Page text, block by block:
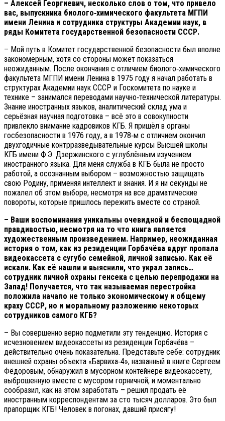
– Алексей Георгиевич, несколько слов о том, что привело
вас, выпускника биолого‑химического факультета МГПИ
имени Ленина и сотрудника структуры Академии наук, в
ряды Комитета государственной безопасности СССР.
– Мой путь в Комитет государственной безопасности был вполне
закономерным, хотя со стороны может показаться
неожиданным. После окончания с отличием биолого‑химического
факультета МГПИ имени Ленина в 1975 году я начал работать в
структурах Академии наук СССР и Госкомитета по науке и
технике – занимался переводами научно‑технической литературы.
Знание иностранных языков, аналитический склад ума и
серьёзная научная подготовка – всё это в совокупности
привлекло внимание кадровиков КГБ. Я пришёл в органы
госбезопасности в 1976 году, а в 1978‑м с отличием окончил
двухгодичные контрразведывательные курсы Высшей школы
КГБ имени Ф.Э. Дзержинского с углублённым изучением
иностранного языка. Для меня служба в КГБ была не просто
работой, а осознанным выбором – возможностью защищать
свою Родину, применяя интеллект и знания. И я ни секунды не
пожалел об этом выборе, несмотря на все драматические
повороты, которые пришлось пережить вместе со страной.
– Ваши воспоминания уникальны очевидной и беспощадной
правдивостью, несмотря на то что книга является
художественным произведением. Например, неожиданная
история о том, как из резиденции Горбачёва вдруг пропала
видеокассета с сугубо семейной, личной записью. Как её
искали. Как её нашли и выяснили, что украл запись…
сотрудник личной охраны генсека с целью перепродажи на
Запад! Получается, что так называемая перестройка
положила начало не только экономическому и общему
краху СССР, но и моральному разложению некоторых
сотрудников самого КГБ?
– Вы совершенно верно подметили эту тенденцию. История с
исчезновением видеокассеты из резиденции Горбачёва –
действительно очень показательна. Представьте себе: сотрудник
внешней охраны объекта «Барвиха‑4», названный в книге Сергеем
Фёдоровым, обнаружил в мусорном контейнере видеокассету,
выброшенную вместе с мусором горничной, и моментально
сообразил, как на этом заработать – решил продать её
иностранным корреспондентам за сто тысяч долларов. Это был
прапорщик КГБ! Человек в погонах, давший присягу!